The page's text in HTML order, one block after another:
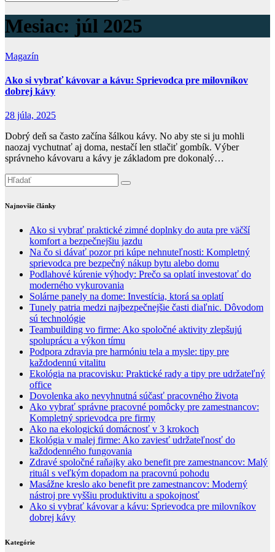
Mesiac: júl 2025
Magazín
Ako si vybrať kávovar a kávu: Sprievodca pre milovníkov
dobrej kávy
28 júla, 2025
Dobrý deň sa často začína šálkou kávy. No aby ste si ju mohli
naozaj vychutnať aj doma, nestačí len stlačiť gombík. Výber
správneho kávovaru a kávy je základom pre dokonalý…
Najnovšie články
Ako si vybrať praktické zimné doplnky do auta pre väčší
komfort a bezpečnejšiu jazdu
Na čo si dávať pozor pri kúpe nehnuteľnosti: Kompletný
sprievodca pre bezpečný nákup bytu alebo domu
Podlahové kúrenie výhody: Prečo sa oplatí investovať do
moderného vykurovania
Solárne panely na dome: Investícia, ktorá sa oplatí
Tunely patria medzi najbezpečnejšie časti diaľnic. Dôvodom
sú technológie
Teambuilding vo firme: Ako spoločné aktivity zlepšujú
spoluprácu a výkon tímu
Podpora zdravia pre harmóniu tela a mysle: tipy pre
každodennú vitalitu
Ekológia na pracovisku: Praktické rady a tipy pre udržateľný
office
Dovolenka ako nevyhnutná súčasť pracovného života
Ako vybrať správne pracovné pomôcky pre zamestnancov:
Kompletný sprievodca pre firmy
Ako na ekologickú domácnosť v 3 krokoch
Ekológia v malej firme: Ako zaviesť udržateľnosť do
každodenného fungovania
Zdravé spoločné raňajky ako benefit pre zamestnancov: Malý
rituál s veľkým dopadom na pracovnú pohodu
Masážne kreslo ako benefit pre zamestnancov: Moderný
nástroj pre vyššiu produktivitu a spokojnosť
Ako si vybrať kávovar a kávu: Sprievodca pre milovníkov
dobrej kávy
Kategórie